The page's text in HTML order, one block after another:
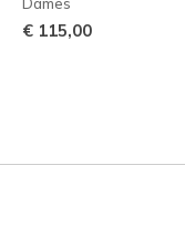
€ 115,00